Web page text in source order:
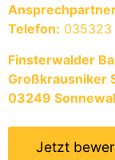
Telefon: 035323
Finsterwalder
Großkrausniker
03249